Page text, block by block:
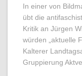
In einer von
übt die
Kritik an Jürgen
würden „aktuelle
Kalterer
Gruppierung